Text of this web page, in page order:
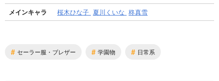
メインキャラ 桜木ひな子 夏川くいな 柊真雪
# セーラー服・ブレザー # 学園物 # 日常系